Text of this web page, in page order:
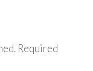
Required